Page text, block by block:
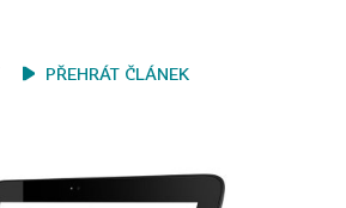
PŘEHRÁT ČLÁNEK